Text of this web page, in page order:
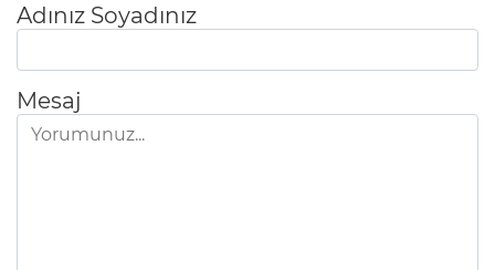
Adınız Soyadınız
Mesaj